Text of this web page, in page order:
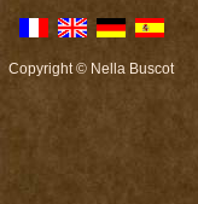
Copyright © Nella Buscot